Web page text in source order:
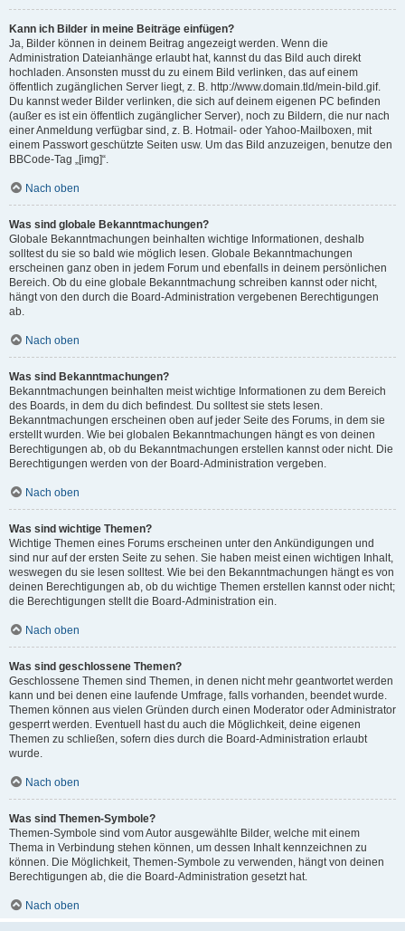
Kann ich Bilder in meine Beiträge einfügen?
Ja, Bilder können in deinem Beitrag angezeigt werden. Wenn die
Administration Dateianhänge erlaubt hat, kannst du das Bild auch direkt
hochladen. Ansonsten musst du zu einem Bild verlinken, das auf einem
öffentlich zugänglichen Server liegt, z. B. http://www.domain.tld/mein-bild.gif.
Du kannst weder Bilder verlinken, die sich auf deinem eigenen PC befinden
(außer es ist ein öffentlich zugänglicher Server), noch zu Bildern, die nur nach
einer Anmeldung verfügbar sind, z. B. Hotmail- oder Yahoo-Mailboxen, mit
einem Passwort geschützte Seiten usw. Um das Bild anzuzeigen, benutze den
BBCode-Tag „[img]“.
Nach oben
Was sind globale Bekanntmachungen?
Globale Bekanntmachungen beinhalten wichtige Informationen, deshalb
solltest du sie so bald wie möglich lesen. Globale Bekanntmachungen
erscheinen ganz oben in jedem Forum und ebenfalls in deinem persönlichen
Bereich. Ob du eine globale Bekanntmachung schreiben kannst oder nicht,
hängt von den durch die Board-Administration vergebenen Berechtigungen
ab.
Nach oben
Was sind Bekanntmachungen?
Bekanntmachungen beinhalten meist wichtige Informationen zu dem Bereich
des Boards, in dem du dich befindest. Du solltest sie stets lesen.
Bekanntmachungen erscheinen oben auf jeder Seite des Forums, in dem sie
erstellt wurden. Wie bei globalen Bekanntmachungen hängt es von deinen
Berechtigungen ab, ob du Bekanntmachungen erstellen kannst oder nicht. Die
Berechtigungen werden von der Board-Administration vergeben.
Nach oben
Was sind wichtige Themen?
Wichtige Themen eines Forums erscheinen unter den Ankündigungen und
sind nur auf der ersten Seite zu sehen. Sie haben meist einen wichtigen Inhalt,
weswegen du sie lesen solltest. Wie bei den Bekanntmachungen hängt es von
deinen Berechtigungen ab, ob du wichtige Themen erstellen kannst oder nicht;
die Berechtigungen stellt die Board-Administration ein.
Nach oben
Was sind geschlossene Themen?
Geschlossene Themen sind Themen, in denen nicht mehr geantwortet werden
kann und bei denen eine laufende Umfrage, falls vorhanden, beendet wurde.
Themen können aus vielen Gründen durch einen Moderator oder Administrator
gesperrt werden. Eventuell hast du auch die Möglichkeit, deine eigenen
Themen zu schließen, sofern dies durch die Board-Administration erlaubt
wurde.
Nach oben
Was sind Themen-Symbole?
Themen-Symbole sind vom Autor ausgewählte Bilder, welche mit einem
Thema in Verbindung stehen können, um dessen Inhalt kennzeichnen zu
können. Die Möglichkeit, Themen-Symbole zu verwenden, hängt von deinen
Berechtigungen ab, die die Board-Administration gesetzt hat.
Nach oben